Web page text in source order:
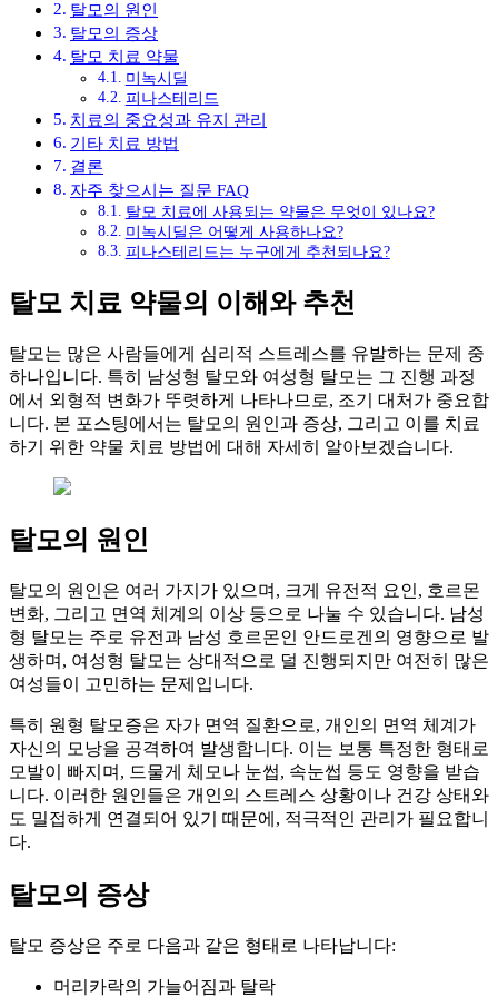
탈모의 원인
탈모의 증상
탈모 치료 약물
미녹시딜
피나스테리드
치료의 중요성과 유지 관리
기타 치료 방법
결론
자주 찾으시는 질문 FAQ
탈모 치료에 사용되는 약물은 무엇이 있나요?
미녹시딜은 어떻게 사용하나요?
피나스테리드는 누구에게 추천되나요?
탈모 치료 약물의 이해와 추천
탈모는 많은 사람들에게 심리적 스트레스를 유발하는 문제 중
하나입니다. 특히 남성형 탈모와 여성형 탈모는 그 진행 과정
에서 외형적 변화가 뚜렷하게 나타나므로, 조기 대처가 중요합
니다. 본 포스팅에서는 탈모의 원인과 증상, 그리고 이를 치료
하기 위한 약물 치료 방법에 대해 자세히 알아보겠습니다.
탈모의 원인
탈모의 원인은 여러 가지가 있으며, 크게 유전적 요인, 호르몬
변화, 그리고 면역 체계의 이상 등으로 나눌 수 있습니다. 남성
형 탈모는 주로 유전과 남성 호르몬인 안드로겐의 영향으로 발
생하며, 여성형 탈모는 상대적으로 덜 진행되지만 여전히 많은
여성들이 고민하는 문제입니다.
특히 원형 탈모증은 자가 면역 질환으로, 개인의 면역 체계가
자신의 모낭을 공격하여 발생합니다. 이는 보통 특정한 형태로
모발이 빠지며, 드물게 체모나 눈썹, 속눈썹 등도 영향을 받습
니다. 이러한 원인들은 개인의 스트레스 상황이나 건강 상태와
도 밀접하게 연결되어 있기 때문에, 적극적인 관리가 필요합니
다.
탈모의 증상
탈모 증상은 주로 다음과 같은 형태로 나타납니다:
머리카락의 가늘어짐과 탈락